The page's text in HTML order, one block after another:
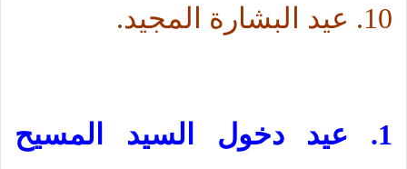
10. عيد البشارة المجيد.
1. عيد دخول السيد المسيح